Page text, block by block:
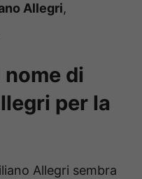
Allegri,
nome di
per la
Allegri sembra